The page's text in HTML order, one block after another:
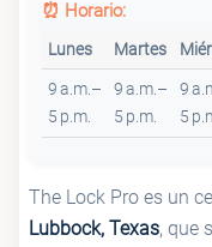
⏰ Horario:
Lunes Martes
9 a.m.–
5 p.m.
9 a.m.–
5 p.m.
9
5
The Lock Pro es un
Lubbock, Texas, que